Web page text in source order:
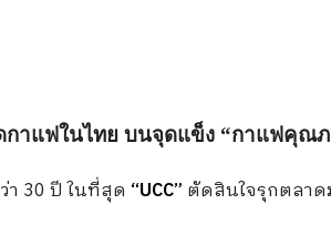
กาแฟในไทย บนจุดแข็ง “กาแฟคุณ
า 30 ปี ในที่สุด “UCC” ตัดสินใจรุกตลาด